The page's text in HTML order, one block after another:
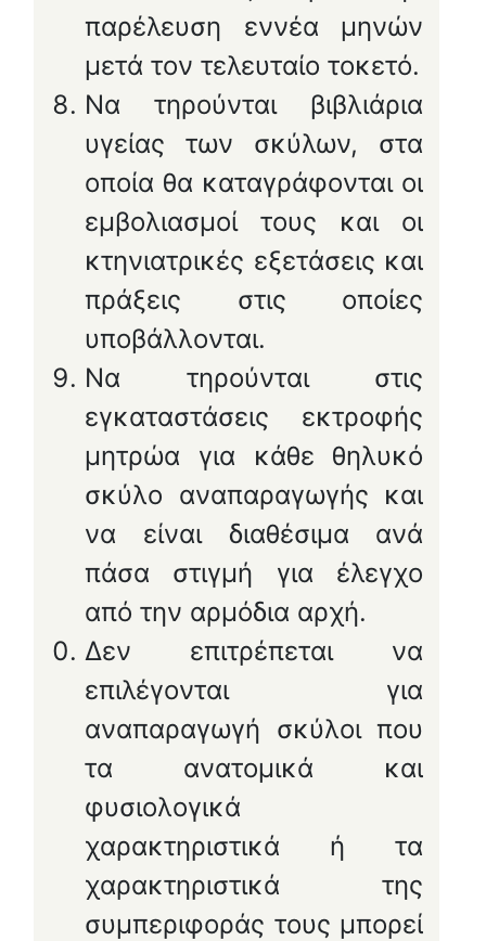
παρέλευση εννέα μηνών
μετά τον τελευταίο τοκετό.
Να τηρούνται βιβλιάρια
υγείας των σκύλων, στα
οποία θα καταγράφονται οι
εμβολιασμοί τους και οι
κτηνιατρικές εξετάσεις και
πράξεις στις οποίες
υποβάλλονται.
Να τηρούνται στις
εγκαταστάσεις εκτροφής
μητρώα για κάθε θηλυκό
σκύλο αναπαραγωγής και
να είναι διαθέσιμα ανά
πάσα στιγμή για έλεγχο
από την αρμόδια αρχή.
Δεν επιτρέπεται να
επιλέγονται για
αναπαραγωγή σκύλοι που
τα ανατομικά και
φυσιολογικά
χαρακτηριστικά ή τα
χαρακτηριστικά της
συμπεριφοράς τους μπορεί